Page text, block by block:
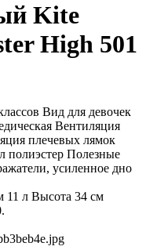
Kite
High 501
Вид для девочек
Вентиляция
плечевых лямок
полиэстер Полезные
усиленное дно
11 л Высота 34 см